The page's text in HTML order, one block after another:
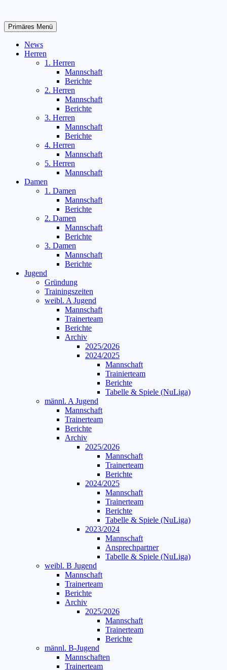
springen
Primäres Menü
News
Herren
1. Herren
Mannschaft
Berichte
2. Herren
Mannschaft
Berichte
3. Herren
Mannschaft
Berichte
4. Herren
Mannschaft
5. Herren
Mannschaft
Damen
1. Damen
Mannschaft
Berichte
2. Damen
Mannschaft
Berichte
3. Damen
Mannschaft
Berichte
Jugend
Gründung
Trainingszeiten
weibl. A Jugend
Mannschaft
Trainerteam
Berichte
Archiv
2025/2026
2024/2025
Mannschaft
Trainierteam
Berichte
Tabelle & Spiele (NuLiga)
männl. A Jugend
Mannschaft
Trainerteam
Berichte
Archiv
2025/2026
Mannschaft
Trainerteam
Berichte
2024/2025
Mannschaft
Trainerteam
Berichte
Tabelle & Spiele (NuLiga)
2023/2024
Mannschaft
Ansprechpartner
Tabelle & Spiele (NuLiga)
weibl. B Jugend
Mannschaft
Trainerteam
Berichte
Archiv
2025/2026
Mannschaft
Trainerteam
Berichte
männl. B-Jugend
Mannschaften
Trainerteam